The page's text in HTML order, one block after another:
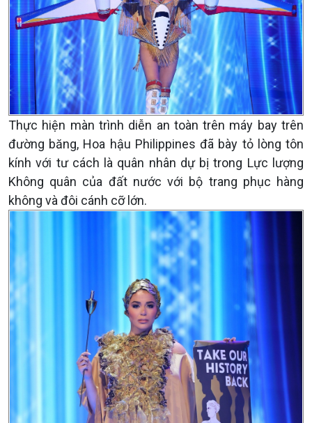
Thực hiện màn trình diễn an toàn trên máy bay trên
đường băng, Hoa hậu Philippines đã bày tỏ lòng tôn
kính với tư cách là quân nhân dự bị trong Lực lượng
Không quân của đất nước với bộ trang phục hàng
không và đôi cánh cỡ lớn.